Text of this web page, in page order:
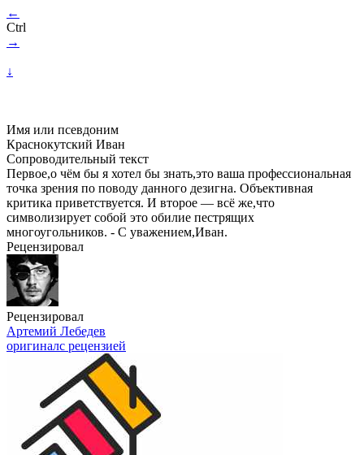
←
Ctrl
→
↓
Имя или псевдоним
Краснокутский Иван
Сопроводительный текст
Первое,о чём бы я хотел бы знать,это ваша профессиональная
точка зрения по поводу данного дезигна. Объективная
критика приветствуется. И второе — всё же,что
символизирует собой это обилие пестрящих
многоугольников. - С уважением,Иван.
Рецензировал
Рецензировал
Артемий Лебедев
оригиналс рецензией